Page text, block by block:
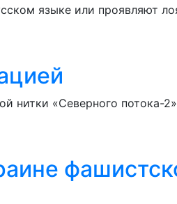
языке или проявляют
нитки «Северного потока-